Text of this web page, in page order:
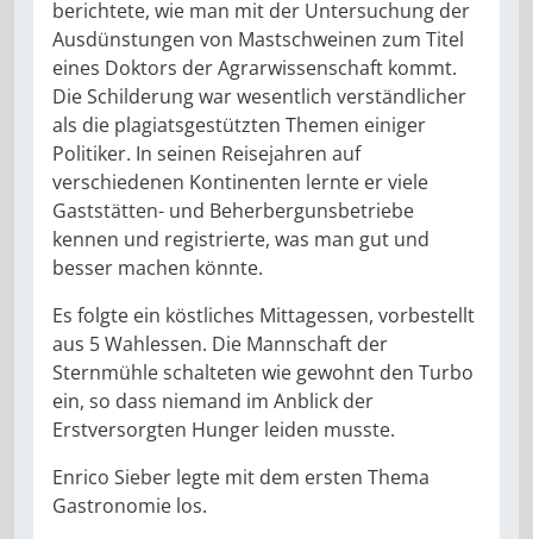
berichtete, wie man mit der Untersuchung der
Ausdünstungen von Mastschweinen zum Titel
eines Doktors der Agrarwissenschaft kommt.
Die Schilderung war wesentlich verständlicher
als die plagiatsgestützten Themen einiger
Politiker. In seinen Reisejahren auf
verschiedenen Kontinenten lernte er viele
Gaststätten- und Beherbergunsbetriebe
kennen und registrierte, was man gut und
besser machen könnte.
Es folgte ein köstliches Mittagessen, vorbestellt
aus 5 Wahlessen. Die Mannschaft der
Sternmühle schalteten wie gewohnt den Turbo
ein, so dass niemand im Anblick der
Erstversorgten Hunger leiden musste.
Enrico Sieber legte mit dem ersten Thema
Gastronomie los.